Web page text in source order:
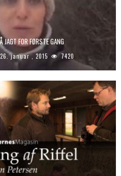
JAGT FOR FØRSTE GANG
26. januar , 2015 7420